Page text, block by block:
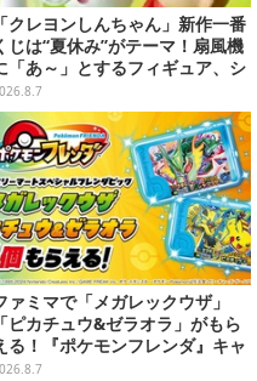
「クレヨンしんちゃん」新作一番
じは“夏休み”がテーマ！扇風機
「あ～」とするフィギュア、シ
のボウル皿など嬉しいラインナ
プ
ァミマで「メガレックウザ」
「ピカチュウ&ゼラオラ」がもら
る！『ポケモンフレンダ』キャ
ペーンが8月11日開始